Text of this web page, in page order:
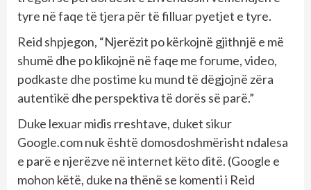
tyre në faqe të tjera për të filluar pyetjet e tyre.
Reid shpjegon, “Njerëzit po kërkojnë gjithnjë e më
shumë dhe po klikojnë në faqe me forume, video,
podkaste dhe postime ku mund të dëgjojnë zëra
autentikë dhe perspektiva të dorës së parë.”
Duke lexuar midis rreshtave, duket sikur
Google.com nuk është domosdoshmërisht ndalesa
e parë e njerëzve në internet këto ditë. (Google e
mohon këtë, duke na thënë se komenti i Reid